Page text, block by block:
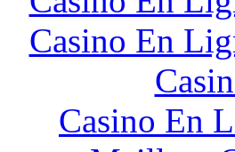
Casino En
Casino En